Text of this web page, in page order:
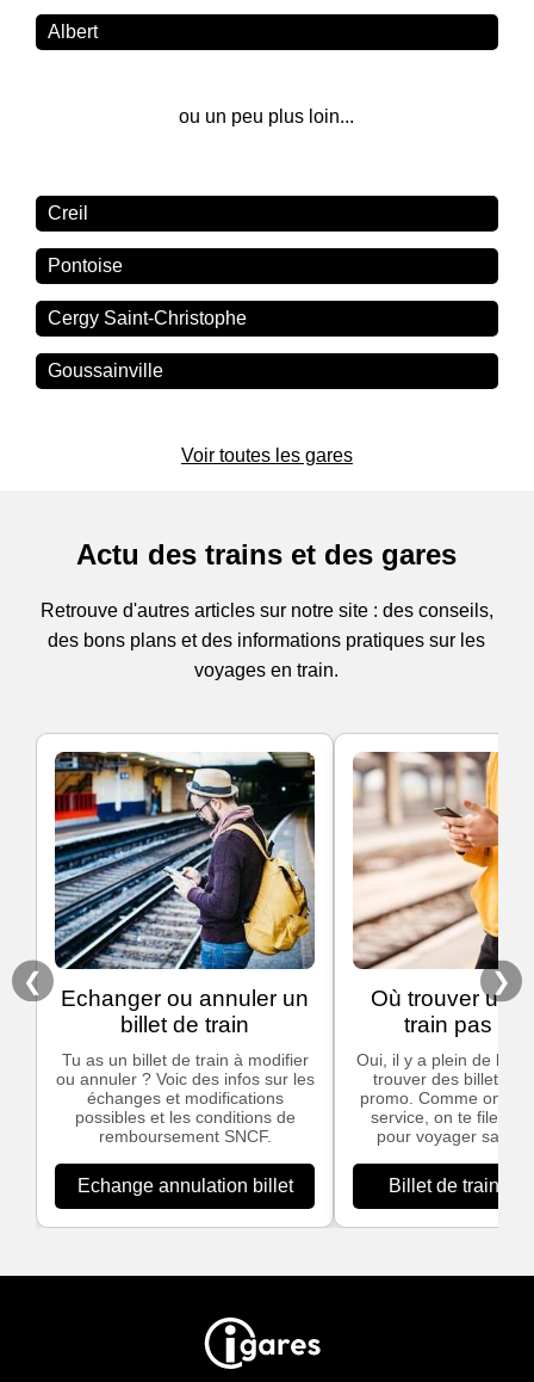
Albert
ou un peu plus loin...
Creil
Pontoise
Cergy Saint-Christophe
Goussainville
Voir toutes les gares
Actu des trains et des gares
Retrouve d'autres articles sur notre site : des conseils,
des bons plans et des informations pratiques sur les
voyages en train.
❮
Echanger ou annuler un
billet de train
Tu as un billet de train à modifier
ou annuler ? Voic des infos sur les
échanges et modifications
possibles et les conditions de
remboursement SNCF.
Echange annulation billet
Où trouver un
train pas
Oui, il y a plein de bon
trouver des billets
promo. Comme on
service, on te file nos
pour voyager sans
Billet de train
❯